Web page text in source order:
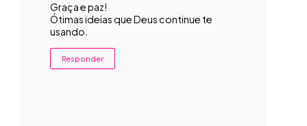
Graça e paz!
Ótimas ideias que Deus continue te
usando.
Responder